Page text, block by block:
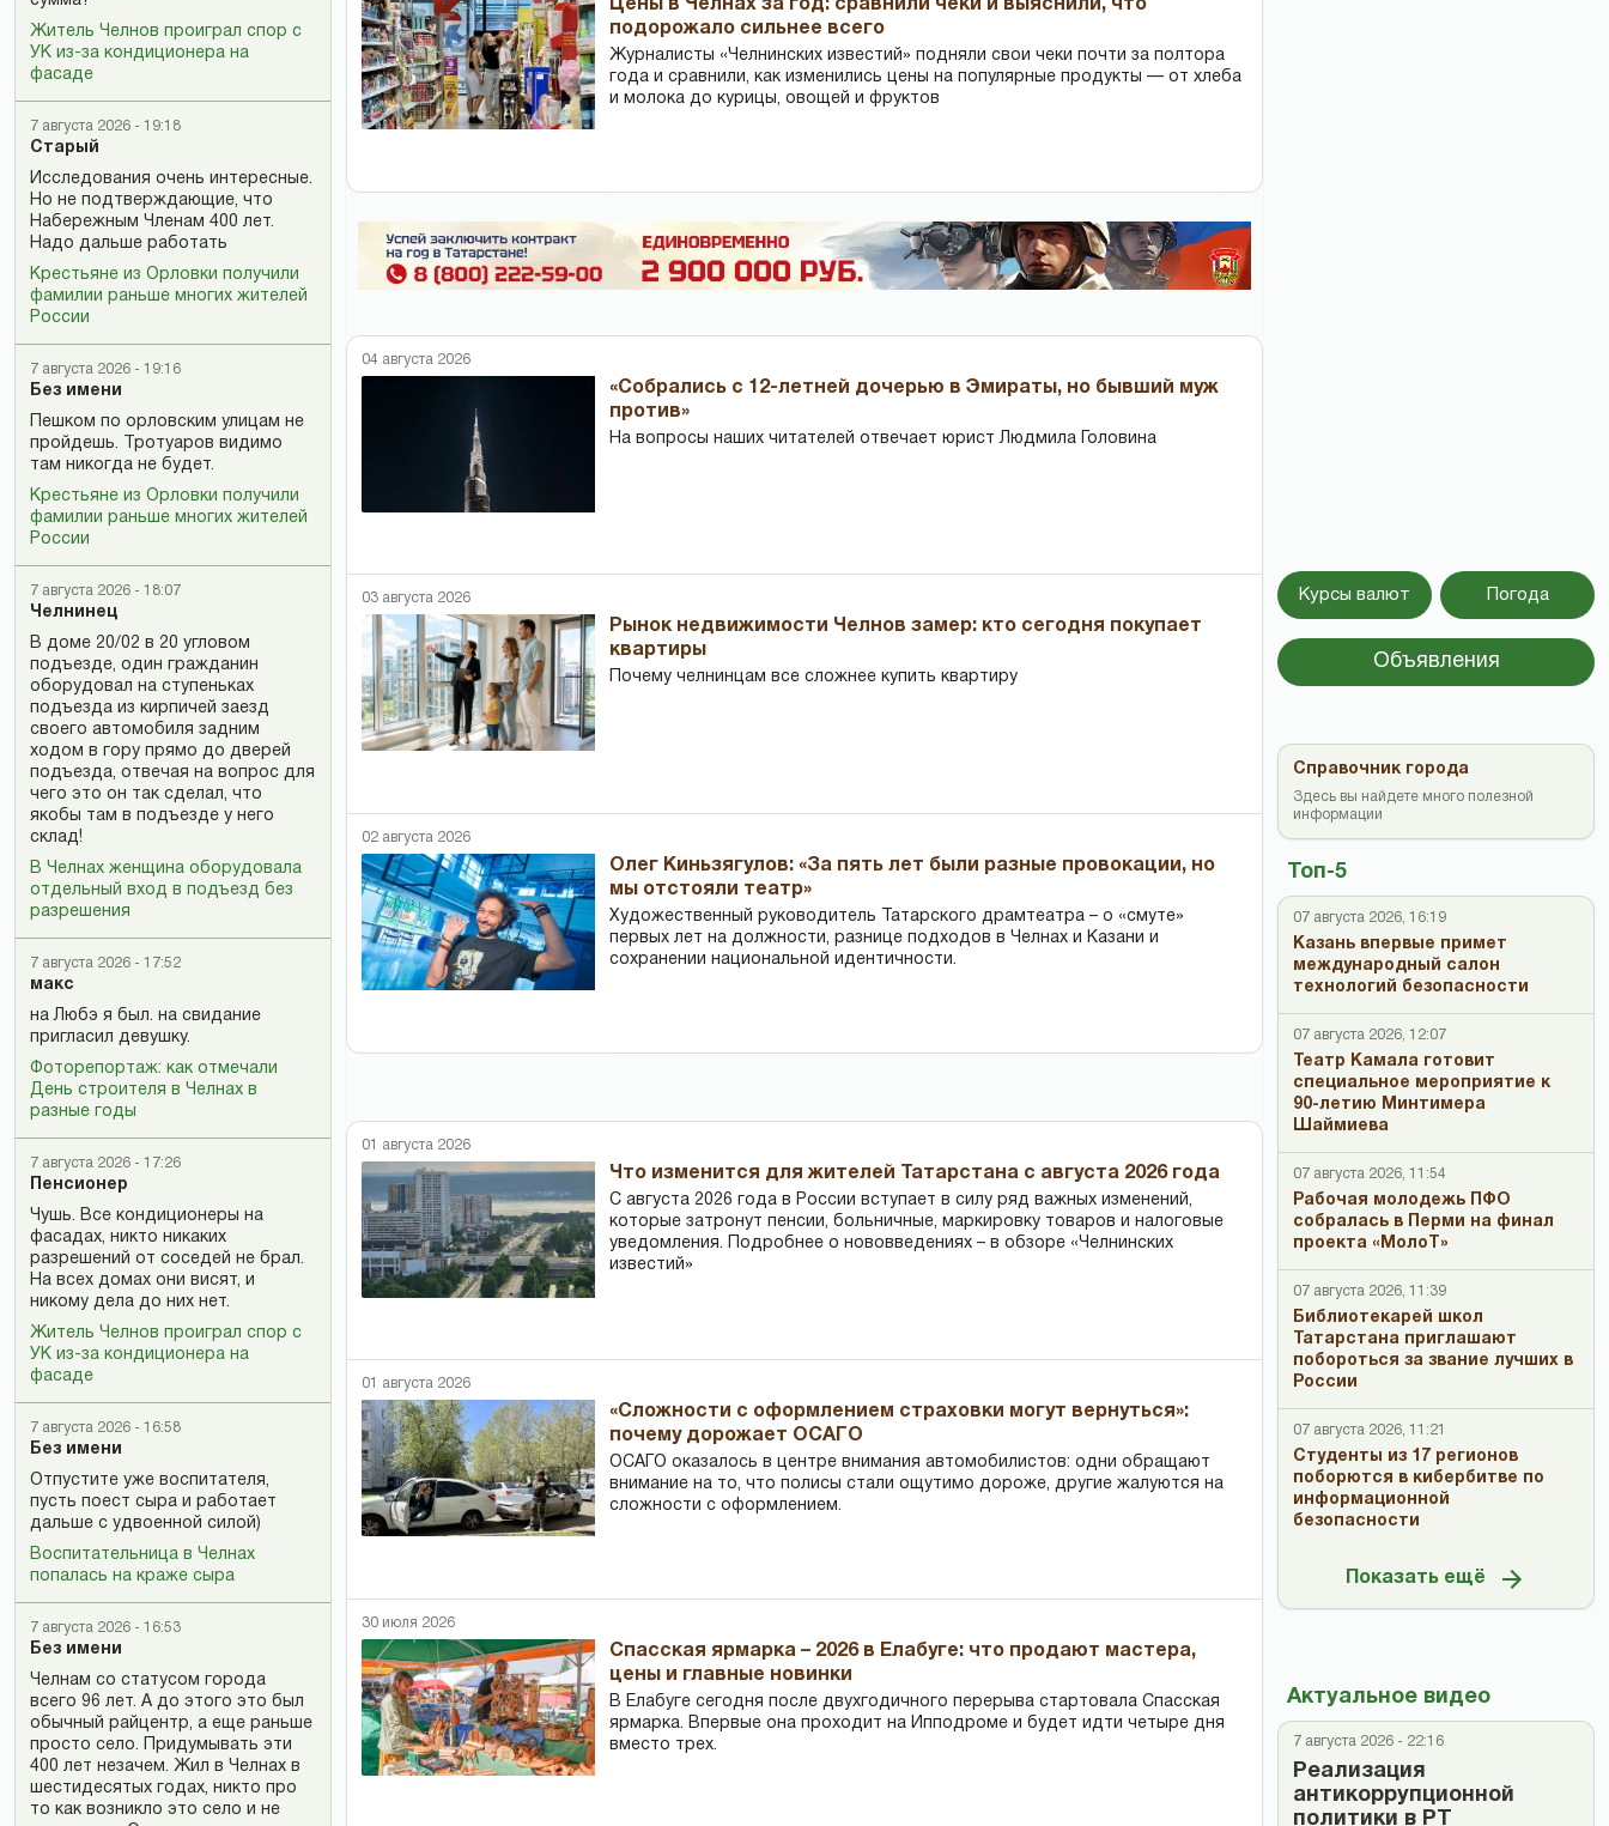
Житель Челнов проиграл спор с
УК из-за кондиционера на
фасаде
7 августа 2026 - 19:18
Старый
Исследования очень интересные.
Но не подтверждающие, что
Набережным Членам 400 лет.
Надо дальше работать
Крестьяне из Орловки получили
фамилии раньше многих жителей
России
7 августа 2026 - 19:16
Без имени
Пешком по орловским улицам не
пройдешь. Тротуаров видимо
там никогда не будет.
Крестьяне из Орловки получили
фамилии раньше многих жителей
России
7 августа 2026 - 18:07
Челнинец
В доме 20/02 в 20 угловом
подъезде, один гражданин
оборудовал на ступеньках
подъезда из кирпичей заезд
своего автомобиля задним
ходом в гору прямо до дверей
подъезда, отвечая на вопрос для
чего это он так сделал, что
якобы там в подъезде у него
склад!
В Челнах женщина оборудовала
отдельный вход в подъезд без
разрешения
7 августа 2026 - 17:52
макс
на Любэ я был. на свидание
пригласил девушку.
Фоторепортаж: как отмечали
День строителя в Челнах в
разные годы
7 августа 2026 - 17:26
Пенсионер
Чушь. Все кондиционеры на
фасадах, никто никаких
разрешений от соседей не брал.
На всех домах они висят, и
никому дела до них нет.
Житель Челнов проиграл спор с
УК из-за кондиционера на
фасаде
7 августа 2026 - 16:58
Без имени
Отпустите уже воспитателя,
пусть поест сыра и работает
дальше с удвоенной силой)
Воспитательница в Челнах
попалась на краже сыра
7 августа 2026 - 16:53
Без имени
Челнам со статусом города
всего 96 лет. А до этого это был
обычный райцентр, а еще раньше
просто село. Придумывать эти
400 лет незачем. Жил в Челнах в
шестидесятых годах, никто про
то как возникло это село и не
Цены в Челнах за год: сравнили чеки и выяснили, что
подорожало сильнее всего
Журналисты «Челнинских известий» подняли свои чеки почти за полтора
года и сравнили, как изменились цены на популярные продукты — от хлеба
и молока до курицы, овощей и фруктов
04 августа 2026
«Собрались с 12-летней дочерью в Эмираты, но бывший муж
против»
На вопросы наших читателей отвечает юрист Людмила Головина
03 августа 2026
Рынок недвижимости Челнов замер: кто сегодня покупает
квартиры
Почему челнинцам все сложнее купить квартиру
02 августа 2026
Олег Киньзягулов: «За пять лет были разные провокации, но
мы отстояли театр»
Художественный руководитель Татарского драмтеатра – о «смуте»
первых лет на должности, разнице подходов в Челнах и Казани и
сохранении национальной идентичности.
01 августа 2026
Что изменится для жителей Татарстана с августа 2026 года
С августа 2026 года в России вступает в силу ряд важных изменений,
которые затронут пенсии, больничные, маркировку товаров и налоговые
уведомления. Подробнее о нововведениях – в обзоре «Челнинских
известий»
01 августа 2026
«Сложности с оформлением страховки могут вернуться»:
почему дорожает ОСАГО
ОСАГО оказалось в центре внимания автомобилистов: одни обращают
внимание на то, что полисы стали ощутимо дороже, другие жалуются на
сложности с оформлением.
30 июля 2026
Спасская ярмарка – 2026 в Елабуге: что продают мастера,
цены и главные новинки
В Елабуге сегодня после двухгодичного перерыва стартовала Спасская
ярмарка. Впервые она проходит на Ипподроме и будет идти четыре дня
вместо трех.
Курсы валют Погода
Объявления
Топ-5
07 августа 2026, 16:19
Казань впервые примет
международный салон
технологий безопасности
07 августа 2026, 12:07
Театр Камала готовит
специальное мероприятие к
90-летию Минтимера
Шаймиева
07 августа 2026, 11:54
Рабочая молодежь ПФО
собралась в Перми на финал
проекта «МолоТ»
07 августа 2026, 11:39
Библиотекарей школ
Татарстана приглашают
побороться за звание лучших в
России
07 августа 2026, 11:21
Студенты из 17 регионов
поборются в кибербитве по
информационной
безопасности
Показать ещё
Актуальное видео
7 августа 2026 - 22:16
Реализация
антикоррупционной
политики в РТ
Справочник города
Здесь вы найдете много полезной
информации